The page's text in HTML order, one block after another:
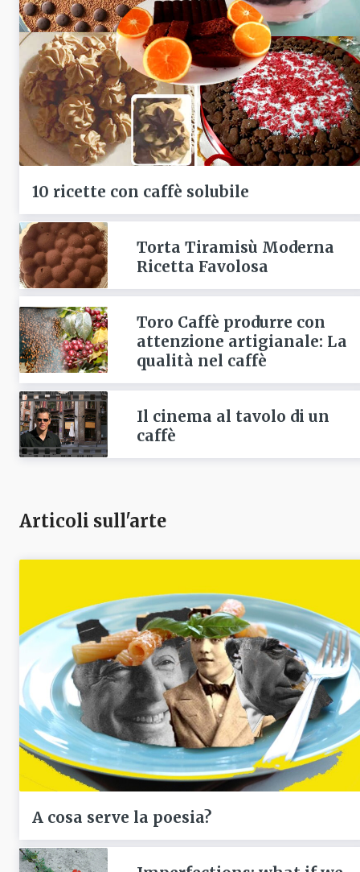
10 ricette con caffè solubile
Torta Tiramisù Moderna
Ricetta Favolosa
Toro Caffè produrre con
attenzione artigianale: La
qualità nel caffè
Il cinema al tavolo di un
caffè
Articoli sull'arte
A cosa serve la poesia?